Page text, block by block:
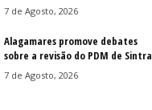
7 de Agosto, 2026
Alagamares promove debates
sobre a revisão do PDM de Sintra
7 de Agosto, 2026